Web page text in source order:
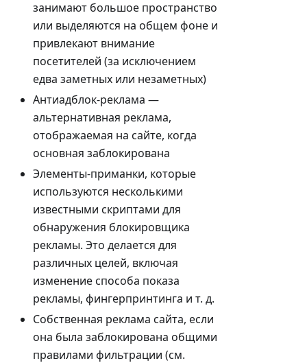
занимают большое пространство
или выделяются на общем фоне и
привлекают внимание
посетителей (за исключением
едва заметных или незаметных)
Антиадблок-реклама —
альтернативная реклама,
отображаемая на сайте, когда
основная заблокирована
Элементы-приманки, которые
используются несколькими
известными скриптами для
обнаружения блокировщика
рекламы. Это делается для
различных целей, включая
изменение способа показа
рекламы, фингерпринтинга и т. д.
Собственная реклама сайта, если
она была заблокирована общими
правилами фильтрации (см.